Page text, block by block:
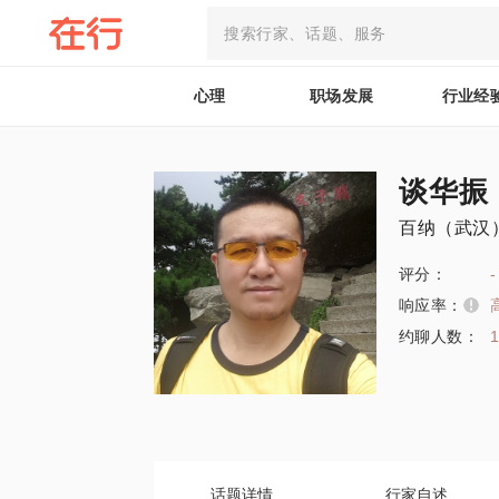
心理 职场发展 行业经
谈华振
百纳（武汉
评分：
-
响应率：
约聊人数：
1
话题详情 行家自述